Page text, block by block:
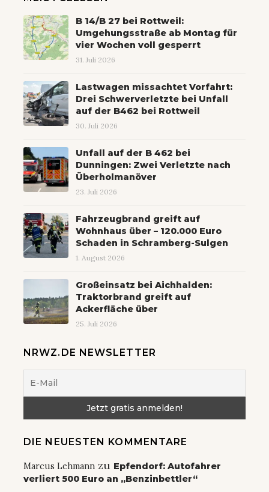
B 14/B 27 bei Rottweil:
Umgehungsstraße ab Montag für
vier Wochen voll gesperrt
31. Juli 2026
Lastwagen missachtet Vorfahrt:
Drei Schwerverletzte bei Unfall
auf der B462 bei Rottweil
30. Juli 2026
Unfall auf der B 462 bei
Dunningen: Zwei Verletzte nach
Überholmanöver
23. Juli 2026
Fahrzeugbrand greift auf
Wohnhaus über – 120.000 Euro
Schaden in Schramberg-Sulgen
1. August 2026
Großeinsatz bei Aichhalden:
Traktorbrand greift auf
Ackerfläche über
25. Juli 2026
NRWZ.DE NEWSLETTER
DIE NEUESTEN KOMMENTARE
Marcus Lehmann zu Epfendorf: Autofahrer
verliert 500 Euro an „Benzinbettler“